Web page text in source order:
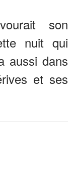
son
nuit qui
aussi dans
et ses